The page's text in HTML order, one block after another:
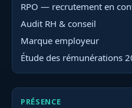
RPO — recrutement en
Audit RH & conseil
Marque employeur
Étude des rémunérations
PRÉSENCE